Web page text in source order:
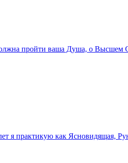
пройти ваша Душа, о Высшем
я практикую как Ясновидящая,